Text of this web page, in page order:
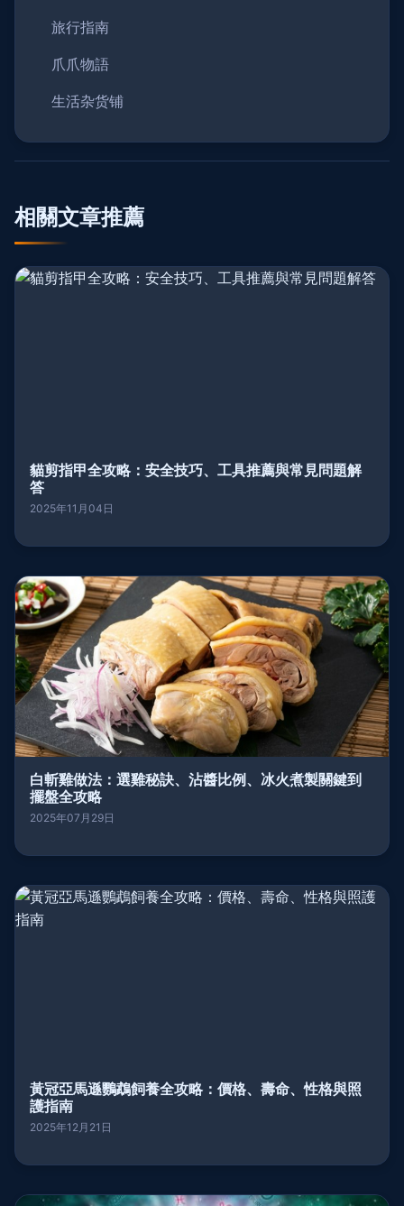
旅行指南
爪爪物語
生活杂货铺
相關文章推薦
貓剪指甲全攻略：安全技巧、工具推薦與常見問題解
答
2025年11月04日
白斬雞做法：選雞秘訣、沾醬比例、冰火煮製關鍵到
擺盤全攻略
2025年07月29日
黃冠亞馬遜鸚鵡飼養全攻略：價格、壽命、性格與照
護指南
2025年12月21日